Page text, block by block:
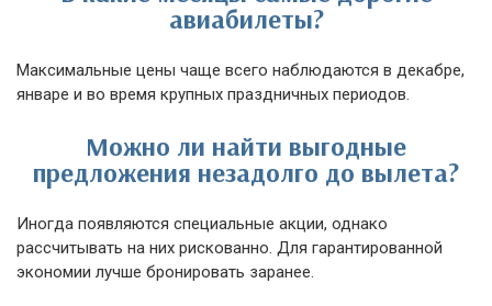
авиабилеты?
Максимальные цены чаще всего наблюдаются в декабре,
январе и во время крупных праздничных периодов.
Можно ли найти выгодные
предложения незадолго до вылета?
Иногда появляются специальные акции, однако
рассчитывать на них рискованно. Для гарантированной
экономии лучше бронировать заранее.